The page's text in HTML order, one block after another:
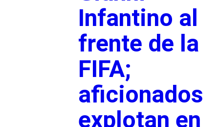
Infantino al
frente de la
FIFA;
aficionados
explotan en